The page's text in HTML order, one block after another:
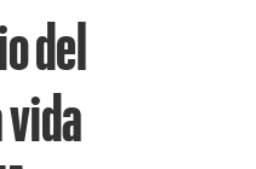
del
vida